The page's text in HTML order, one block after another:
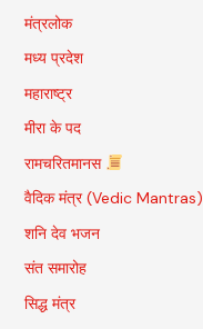
मंत्रलोक
मध्य प्रदेश
महाराष्ट्र
मीरा के पद
रामचरितमानस
वैदिक मंत्र (Vedic Mantras)
शनि देव भजन
संत समारोह
सिद्ध मंत्र